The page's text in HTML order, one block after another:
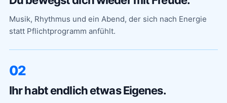
Musik, Rhythmus und ein Abend, der sich nach Energie
statt Pflichtprogramm anfühlt.
02
Ihr habt endlich etwas Eigenes.